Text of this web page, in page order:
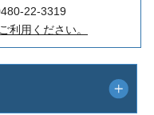
22-3319
利用ください。